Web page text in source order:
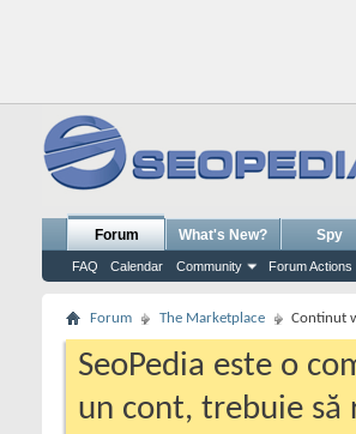
Forum
FAQ Calendar Community Forum Actions
What's New? Spy
Forum The Marketplace Continut
SeoPedia este o
un cont, trebuie